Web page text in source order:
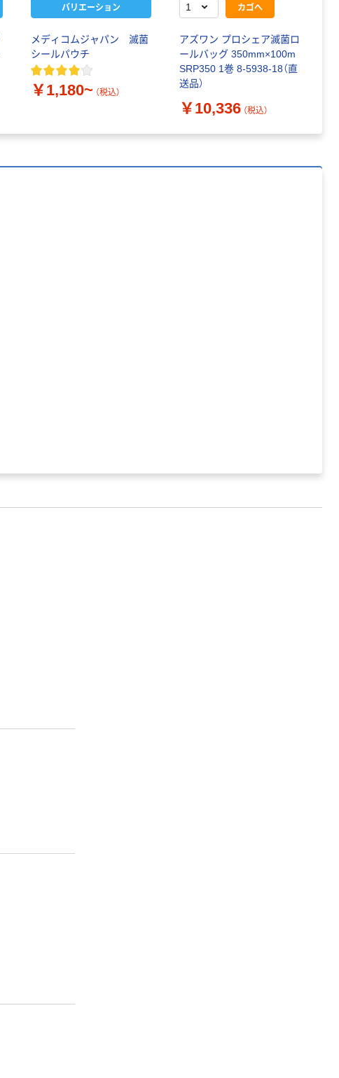
バリエーション
メディコムジャパン 滅菌
シールパウチ
￥1,180~ （税込）
カゴへ
アズワン プロシェア滅菌ロ
ールバッグ 350mm×100m
SRP350 1巻 8-5938-18（直
送品）
￥10,336 （税込）